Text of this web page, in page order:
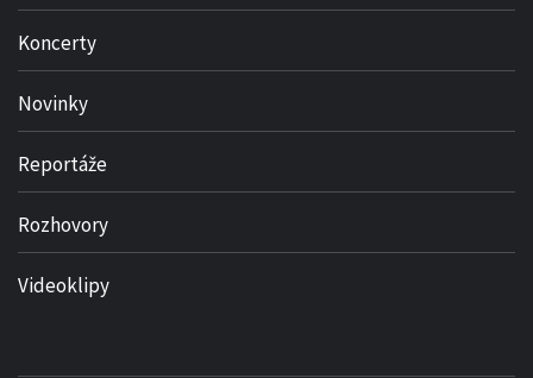
Koncerty
Novinky
Reportáže
Rozhovory
Videoklipy